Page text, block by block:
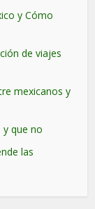
y Cómo
de viajes
mexicanos y
y que no
las